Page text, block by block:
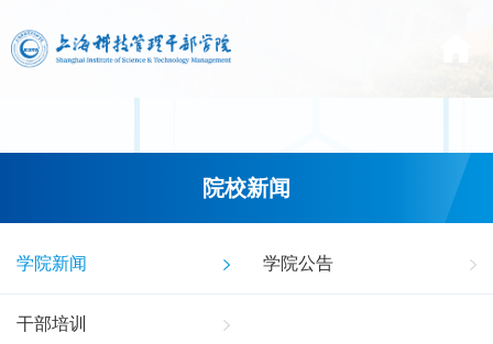
院校新闻
学院新闻 学院公告
干部培训